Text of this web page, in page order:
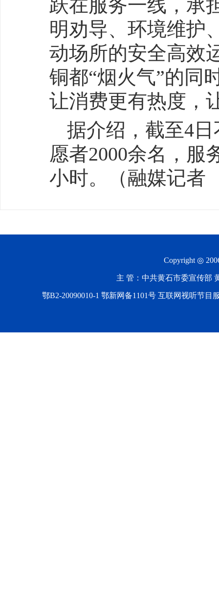
跃在服务一线，承
明劝导、环境维护
动场所的安全高效
铜都“烟火气”的同
让消费更有热度，
据介绍，截至4
愿者2000余名，服
小时。（融媒记
Copyright ◎
主 管：中共黄石市委宣传部
鄂B2-20090010-1 鄂新网备1101号 互联网视听节目